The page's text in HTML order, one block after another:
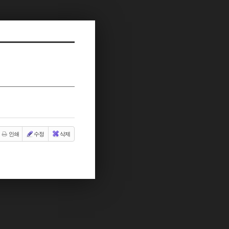
인쇄 수정 삭제